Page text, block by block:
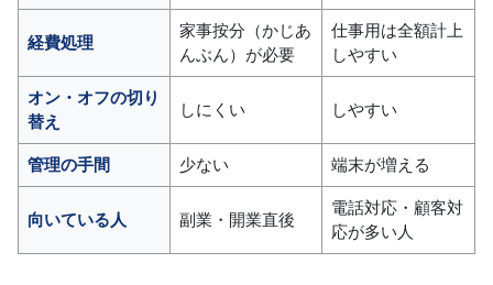
経費処理
家事按分（かじあ
んぶん）が必要
仕事用は全額計上
しやすい
オン・オフの切り
替え
しにくい しやすい
管理の手間 少ない 端末が増える
向いている人 副業・開業直後
電話対応・顧客対
応が多い人